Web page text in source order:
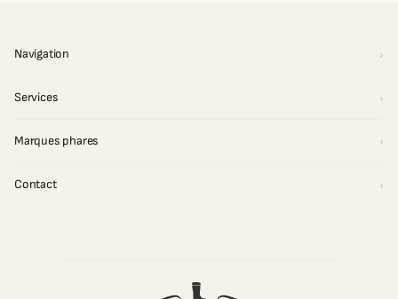
Navigation
Services
Marques phares
Contact